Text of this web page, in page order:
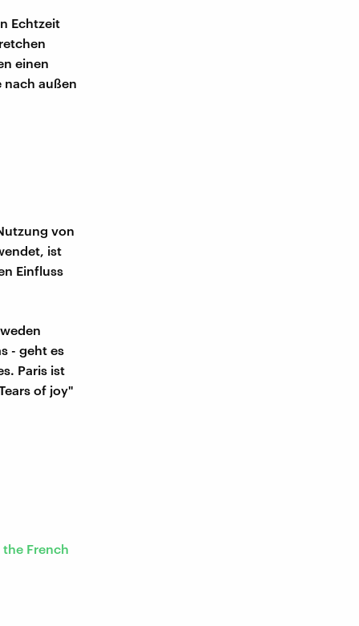
Echtzeit
einen
nach außen
von
ist
Einfluss
- geht es
Paris ist
of joy"
French